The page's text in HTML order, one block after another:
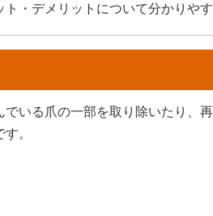
・デメリットについて分かりや
いる爪の一部を取り除いたり、
。